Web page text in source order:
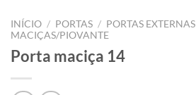
INÍCIO / PORTAS / PORTAS EXTERNAS
MACIÇAS/PIOVANTE
Porta maciça 14